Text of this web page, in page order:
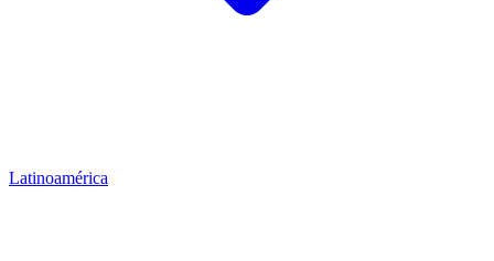
Latinoamérica